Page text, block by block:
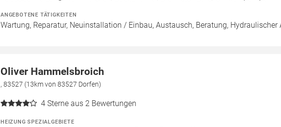
ANGEBOTENE TÄTIGKEITEN
Wartung, Reparatur, Neuinstallation / Einbau, Austausch, Beratung,
Oliver Hammelsbroich
, 83527 (13km von 83527 Dorfen)
4 Sterne aus 2 Bewertungen
HEIZUNG SPEZIALGEBIETE